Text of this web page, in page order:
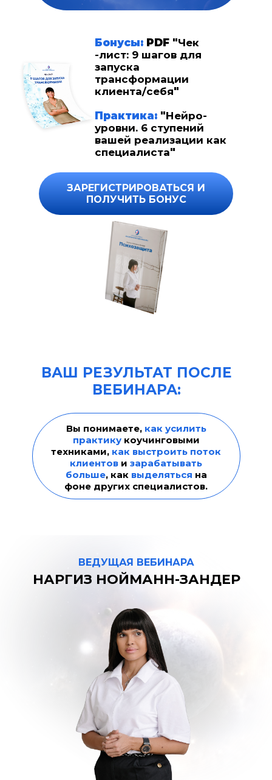
Бонусы: PDF "Чек
-лист: 9 шагов для
запуска
трансформации
клиента/себя"
Практика: "Нейро-
уровни. 6 ступений
вашей реализации как
специалиста"
ЗАРЕГИСТРИРОВАТЬСЯ И
ПОЛУЧИТЬ БОНУС
ВАШ РЕЗУЛЬТАТ ПОСЛЕ
ВЕБИНАРА:
Вы понимаете, как усилить
практикукоучинговыми
техниками, как выстроить поток
клиентов и зарабатывать
больше, как выделяться на
фоне других специалистов.
ВЕДУЩАЯ ВЕБИНАРА
НАРГИЗ НОЙМАНН-ЗАНДЕР